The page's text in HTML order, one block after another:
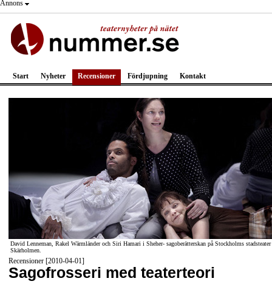
Annons
Start Nyheter Recensioner Fördjupning Kontakt
David Lenneman, Rakel Wärmländer och Siri Hamari i Sheher- sagoberätterskan på Stockholms stadsteater
Skärholmen.
Recensioner [2010-04-01]
Sagofrosseri med teaterteori